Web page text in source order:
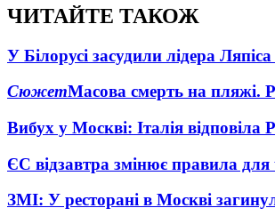
ЧИТАЙТЕ ТАКОЖ
У Білорусі засудили лідера
СюжетМасова смерть на пляжі.
Вибух у Москві: Італія відповіла
ЄС відзавтра змінює правила для
ЗМІ: У ресторані в Москві